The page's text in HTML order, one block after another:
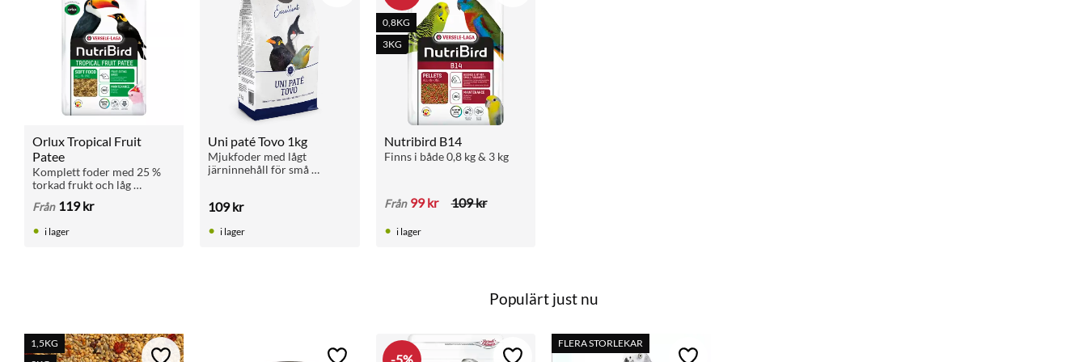
E6 (zink) 115 mg / kg
Färgämne (n)
Antioxidant (er)
Orlux Tropical Fruit
Patee
Komplett foder med 25 %
torkad frukt och låg
beostare och andra
Från 119kr
i lager
Uni paté Tovo 1kg
Mjukfoder med lågt
järninnehåll för små
100 % färdigt att servera,
109kr
i lager
Nutribird B14
Finns i både 0,8 kg & 3 kg
Från 99kr 109kr
0,8KG
3KG
i lager
Populärt just nu
1,5KG
FLERA STORLEKAR